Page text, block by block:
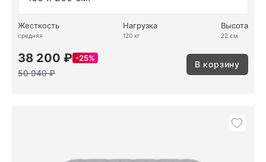
Жесткость
средняя
Нагрузка
120 кг
Высота
22 см
38 200 ₽ 25%
50 940 ₽
В корзину